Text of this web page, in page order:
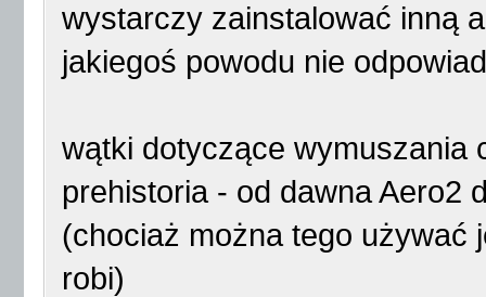
wystarczy zainstalować inną
jakiegoś powodu nie
wątki dotyczące wymuszania
prehistoria - od dawna Aero2
(chociaż można tego używać
robi)